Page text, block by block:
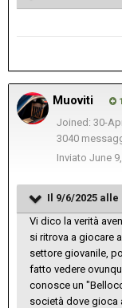
Muoviti
Joined: 30-
3040
Inviato June
Il 9/6/2025 alle
Vi dico la verità
si ritrova a giocare
settore giovanile,
fatto vedere
conosce un
società dove gioca